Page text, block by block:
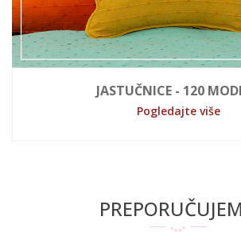
JASTUČNICE - 120
Pogledajte više